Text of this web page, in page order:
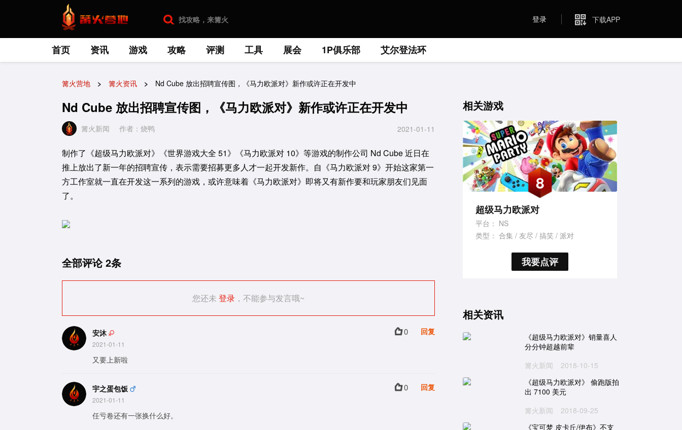
登录 下载APP
首页 资讯 游戏 攻略 评测 工具 展会 1P俱乐部 艾尔登法环
篝火营地 篝火资讯 Nd Cube 放出招聘宣传图，《马力欧派对》新作或许正在开发中
Nd Cube 放出招聘宣传图，《马力欧派对》新作或许正在开发中
篝火新闻 作者：烧鸭 2021-01-11
制作了《超级马力欧派对》《世界游戏大全 51》《马力欧派对 10》等游戏的制作公司 Nd Cube 近日在
推上放出了新一年的招聘宣传，表示需要招募更多人才一起开发新作。自《马力欧派对 9》开始这家第一
方工作室就一直在开发这一系列的游戏，或许意味着《马力欧派对》即将又有新作要和玩家朋友们见面
了。
全部评论 2条
您还未 登录 ，不能参与发言哦~
安沐
2021-01-11
0 回复
又要上新啦
宇之蛋包饭
2021-01-11
0 回复
任亏卷还有一张换什么好。
相关资讯
《超级马力欧派对》销量喜人
分分钟超越前辈
篝火新闻
2018-10-15
《超级马力欧派对》 偷跑版拍
出 7100 美元
篝火新闻
2018-09-25
《宝可梦 皮卡丘/伊布》不支
相关游戏
8
超级马力欧派对
平台： NS
类型： 合集 友尽 搞笑 派对
我要点评